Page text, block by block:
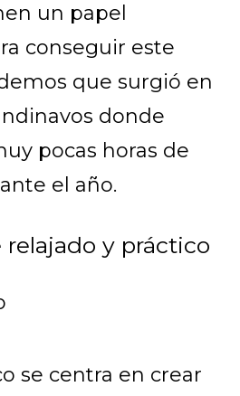
un papel
conseguir este
que surgió en
donde
pocas horas de
el año.
y práctico
se centra en crear